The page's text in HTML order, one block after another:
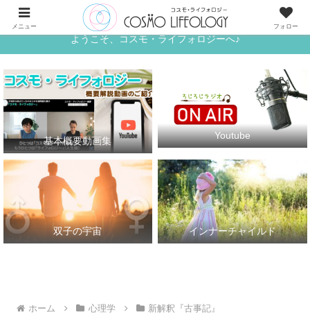
《ワタシ》と《アナタ》がめぐる、宇宙的な恋人たちの世界へ
ようこそ、コスモ・ライフォロジーへ♪
基本概要動画集
Youtube
双子の宇宙 インナーチャイルド
ホーム 心理学 新解釈『古事記』
メニュー フォロー